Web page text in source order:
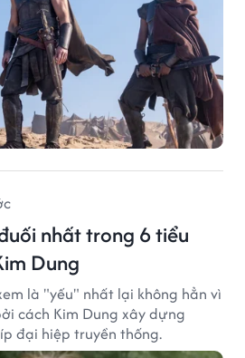
nhất trong 6 tiểu
Dung
là "yếu" nhất lại không hẳn vì
cách Kim Dung xây dựng
đại hiệp truyền thống.